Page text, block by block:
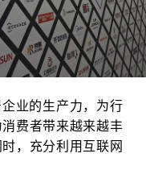
业的生产力，为行
费者带来越来越丰
，充分利用互联网